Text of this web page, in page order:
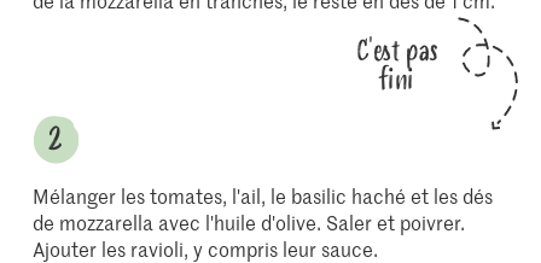
C'est pas
fini
Mélanger les tomates, l'ail, le basilic haché et les dés
de mozzarella avec l'huile d'olive. Saler et poivrer.
Ajouter les ravioli, y compris leur sauce.